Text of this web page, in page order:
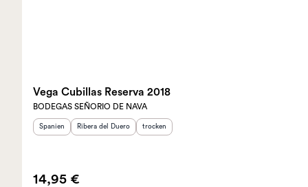
Vega Cubillas Reserva 2018
BODEGAS SEÑORIO DE NAVA
Herkunftsland :
Spanien Herkunftsregion:
Ribera del Duero Geschmack
trocken
14,95 €